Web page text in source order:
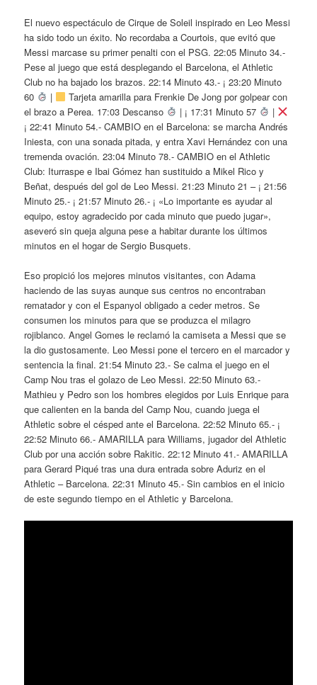
El nuevo espectáculo de Cirque de Soleil inspirado en Leo Messi
ha sido todo un éxito. No recordaba a Courtois, que evitó que
Messi marcase su primer penalti con el PSG. 22:05 Minuto 34.-
Pese al juego que está desplegando el Barcelona, el Athletic
Club no ha bajado los brazos. 22:14 Minuto 43.- ¡ 23:20 Minuto
60
|
Tarjeta amarilla para Frenkie De Jong por golpear con
el brazo a Perea. 17:03 Descanso
| ¡ 17:31 Minuto 57
|
¡ 22:41 Minuto 54.- CAMBIO en el Barcelona: se marcha Andrés
Iniesta, con una sonada pitada, y entra Xavi Hernández con una
tremenda ovación. 23:04 Minuto 78.- CAMBIO en el Athletic
Club: Iturraspe e Ibai Gómez han sustituido a Mikel Rico y
Beñat, después del gol de Leo Messi. 21:23 Minuto 21 – ¡ 21:56
Minuto 25.- ¡ 21:57 Minuto 26.- ¡ «Lo importante es ayudar al
equipo, estoy agradecido por cada minuto que puedo jugar»,
aseveró sin queja alguna pese a habitar durante los últimos
minutos en el hogar de Sergio Busquets.
Eso propició los mejores minutos visitantes, con Adama
haciendo de las suyas aunque sus centros no encontraban
rematador y con el Espanyol obligado a ceder metros. Se
consumen los minutos para que se produzca el milagro
rojiblanco. Angel Gomes le reclamó la camiseta a Messi que se
la dio gustosamente. Leo Messi pone el tercero en el marcador y
sentencia la final. 21:54 Minuto 23.- Se calma el juego en el
Camp Nou tras el golazo de Leo Messi. 22:50 Minuto 63.-
Mathieu y Pedro son los hombres elegidos por Luis Enrique para
que calienten en la banda del Camp Nou, cuando juega el
Athletic sobre el césped ante el Barcelona. 22:52 Minuto 65.- ¡
22:52 Minuto 66.- AMARILLA para Williams, jugador del Athletic
Club por una acción sobre Rakitic. 22:12 Minuto 41.- AMARILLA
para Gerard Piqué tras una dura entrada sobre Aduriz en el
Athletic – Barcelona. 22:31 Minuto 45.- Sin cambios en el inicio
de este segundo tiempo en el Athletic y Barcelona.